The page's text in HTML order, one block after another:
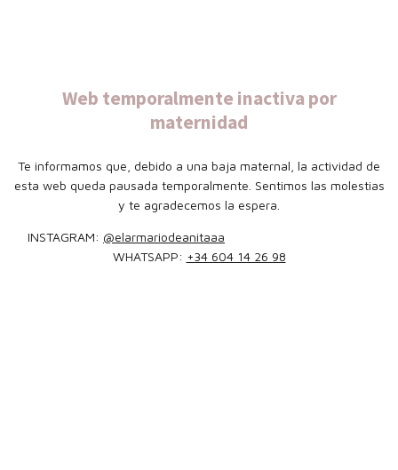
Web temporalmente inactiva por
maternidad
Te informamos que, debido a una baja maternal, la actividad de
esta web queda pausada temporalmente. Sentimos las molestias
y te agradecemos la espera.
INSTAGRAM: @elarmariodeanitaaa
WHATSAPP: +34 604 14 26 98